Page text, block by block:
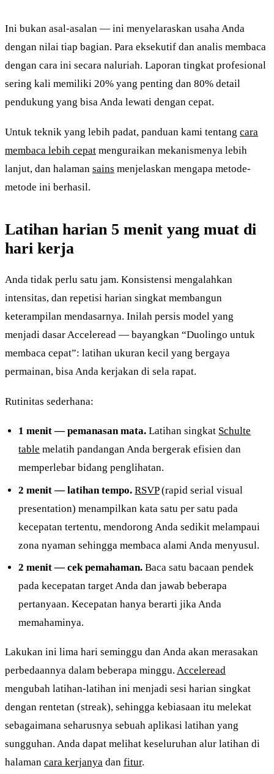
Ini bukan asal-asalan — ini menyelaraskan usaha Anda
dengan nilai tiap bagian. Para eksekutif dan analis membaca
dengan cara ini secara naluriah. Laporan tingkat profesional
sering kali memiliki 20% yang penting dan 80% detail
pendukung yang bisa Anda lewati dengan cepat.
Untuk teknik yang lebih padat, panduan kami tentang cara
membaca lebih cepat menguraikan mekanismenya lebih
lanjut, dan halaman sains menjelaskan mengapa metode-
metode ini berhasil.
Latihan harian 5 menit yang muat di
hari kerja
Anda tidak perlu satu jam. Konsistensi mengalahkan
intensitas, dan repetisi harian singkat membangun
keterampilan mendasarnya. Inilah persis model yang
menjadi dasar Acceleread — bayangkan “Duolingo untuk
membaca cepat”: latihan ukuran kecil yang bergaya
permainan, bisa Anda kerjakan di sela rapat.
Rutinitas sederhana:
1 menit — pemanasan mata. Latihan singkat Schulte
table melatih pandangan Anda bergerak efisien dan
memperlebar bidang penglihatan.
2 menit — latihan tempo. RSVP(rapid serial visual
presentation) menampilkan kata satu per satu pada
kecepatan tertentu, mendorong Anda sedikit melampaui
zona nyaman sehingga membaca alami Anda menyusul.
2 menit — cek pemahaman. Baca satu bacaan pendek
pada kecepatan target Anda dan jawab beberapa
pertanyaan. Kecepatan hanya berarti jika Anda
memahaminya.
Lakukan ini lima hari seminggu dan Anda akan merasakan
perbedaannya dalam beberapa minggu. Acceleread
mengubah latihan-latihan ini menjadi sesi harian singkat
dengan rentetan (streak), sehingga kebiasaan itu melekat
sebagaimana seharusnya sebuah aplikasi latihan yang
sungguhan. Anda dapat melihat keseluruhan alur latihan di
halaman cara kerjanya dan fitur.